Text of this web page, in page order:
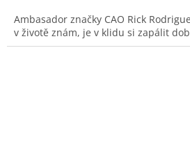
Ambasador značky CAO Rick
v životě znám, je v klidu si zapálit